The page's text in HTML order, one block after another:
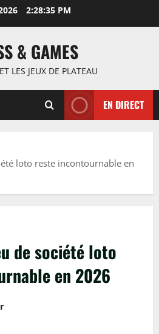
2:28:36 PM
& GAMES
LES JEUX DE PLATEAU
EN DIRECT
loto reste incontournable en
de société loto
en 2026